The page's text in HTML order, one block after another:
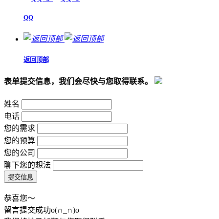
QQ
返回顶部
表单提交信息，我们会尽快与您取得联系。
姓名
电话
您的需求
您的预算
您的公司
聊下您的想法
恭喜您～
留言提交成功o(∩_∩)o